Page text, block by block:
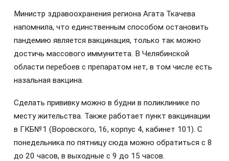
Министр здравоохранения региона Агата Ткачева
напомнила, что единственным способом остановить
пандемию является вакцинация, только так можно
достичь массового иммунитета. В Челябинской
области перебоев с препаратом нет, в том числе есть
назальная вакцина.
Сделать прививку можно в будни в поликлинике по
месту жительства. Также работает пункт вакцинации
в ГКБ№1 (Воровского, 16, корпус 4, кабинет 101). С
понедельника по пятницу сюда можно обратиться с 8
до 20 часов, в выходные с 9 до 15 часов.